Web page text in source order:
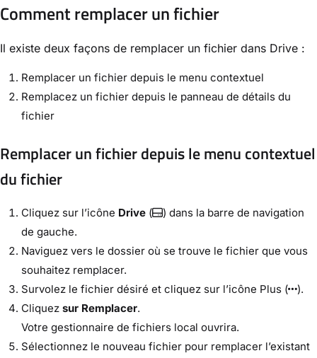
Comment remplacer un fichier
Il existe deux façons de remplacer un fichier dans Drive :
Remplacer un fichier depuis le menu contextuel
Remplacez un fichier depuis le panneau de détails du
fichier
Remplacer un fichier depuis le menu contextuel
du fichier
Cliquez sur l’icône Drive (
) dans la barre de navigation
de gauche.
Naviguez vers le dossier où se trouve le fichier que vous
souhaitez remplacer.
Survolez le fichier désiré et cliquez sur l’icône Plus (
).
Cliquez sur Remplacer.
Votre gestionnaire de fichiers local ouvrira.
Sélectionnez le nouveau fichier pour remplacer l’existant